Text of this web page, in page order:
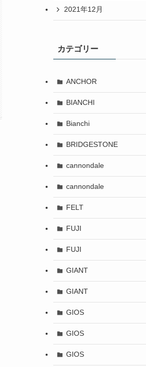
2021年12月
カテゴリー
ANCHOR
BIANCHI
Bianchi
BRIDGESTONE
cannondale
cannondale
FELT
FUJI
FUJI
GIANT
GIANT
GIOS
GIOS
GIOS